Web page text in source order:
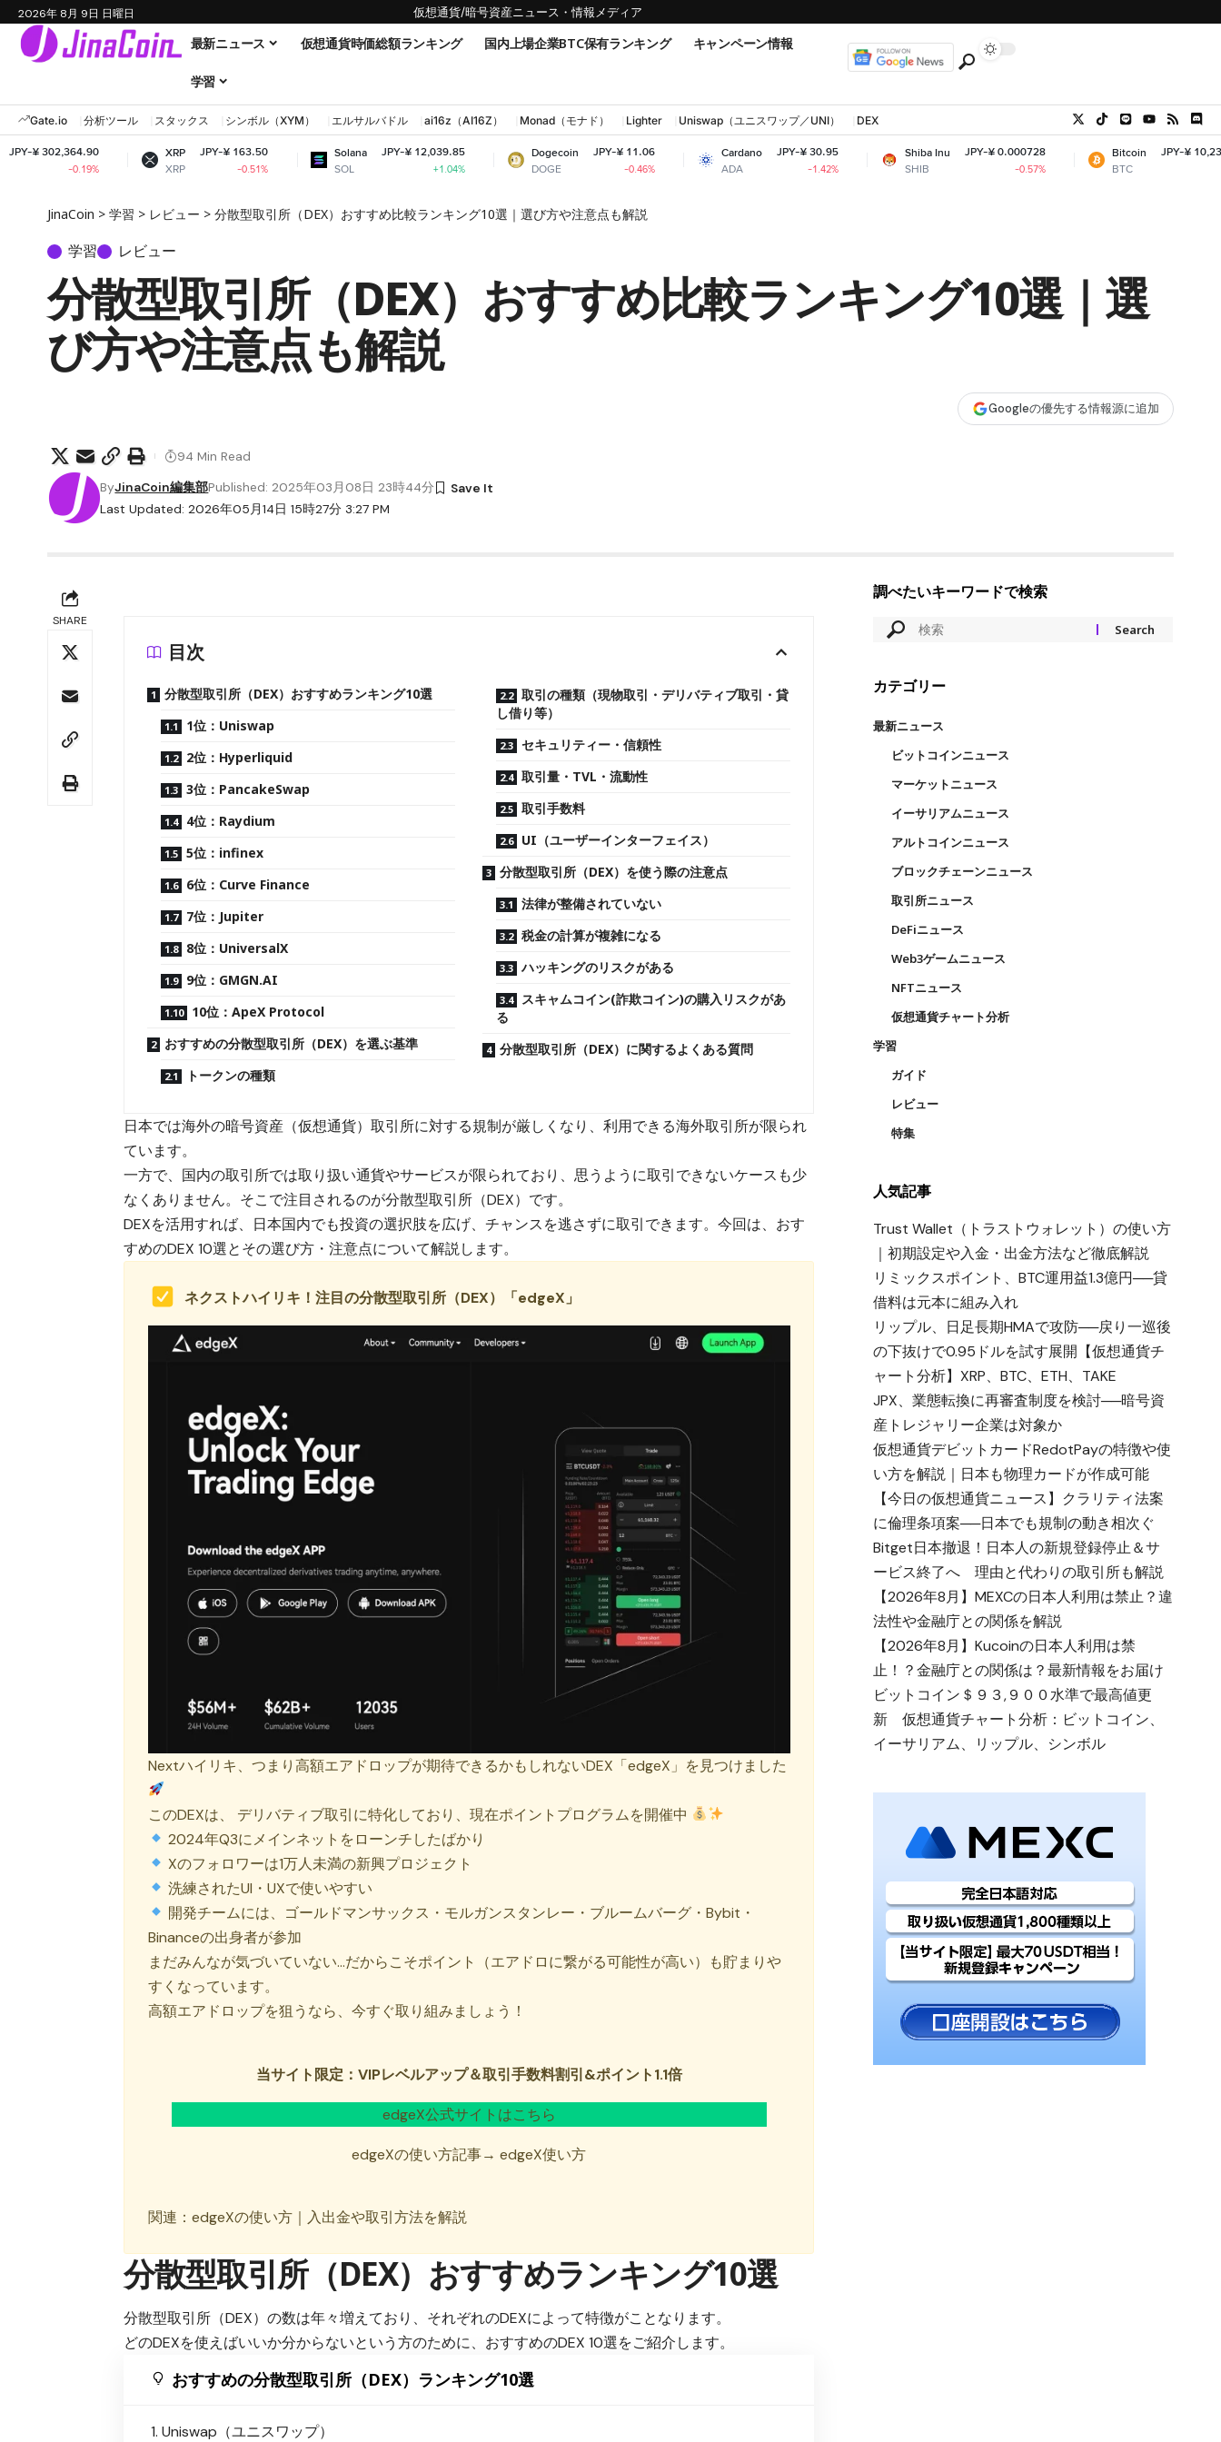
2026年 8月 9日 日曜日 仮想通貨/暗号資産ニュース・情報メディア
最新ニュース 仮想通貨時価総額ランキング 国内上場企業BTC保有ランキング キャンペーン情報
学習
Gate.io 分析ツール スタックス シンボル（XYM） エルサルバドル ai16z（AI16Z） Monad（モナド） Lighter Uniswap（ユニスワップ／UNI） DEX
JPY-¥ 163.50
-0.51%
JPY-¥ 12,039.85
Dogecoin
JPY-¥ 11.06
-0.46%
JPY-¥ 30.95
-1.42%
Shiba Inu
JPY-¥ 0.000728 JPY-¥ 10,239,281.58
JinaCoin > 学習 > レビュー > 分散型取引所（DEX）おすすめ比較ランキング10選｜選び方や注意点も解説
学習 レビュー
分散型取引所（DEX）おすすめ比較ランキング10選｜選
び方や注意点も解説
Googleの優先する情報源に追加
Last Updated: 2026年05月14日 15時27分 3:27 PM
ByJinaCoin編集部Published: 2025年03月08日 23時44分
94 Min Read
SHARE
目次
分散型取引所（DEX）おすすめランキング10選
1位：Uniswap
2位：Hyperliquid
3位：PancakeSwap
4位：Raydium
5位：infinex
6位：Curve Finance
7位：Jupiter
8位：UniversalX
9位：GMGN.AI
10位：ApeX Protocol
おすすめの分散型取引所（DEX）を選ぶ基準
トークンの種類
取引の種類（現物取引・デリバティブ取引・貸
し借り等）
セキュリティー・信頼性
取引量・TVL・流動性
取引手数料
UI（ユーザーインターフェイス）
分散型取引所（DEX）を使う際の注意点
法律が整備されていない
税金の計算が複雑になる
ハッキングのリスクがある
スキャムコイン(詐欺コイン)の購入リスクがあ
る
分散型取引所（DEX）に関するよくある質問
日本では海外の暗号資産（仮想通貨）取引所に対する規制が厳しくなり、利用できる海外取引所が限られ
ています。
一方で、国内の取引所では取り扱い通貨やサービスが限られており、思うように取引できないケースも少
なくありません。そこで注目されるのが分散型取引所（DEX）です。
DEXを活用すれば、日本国内でも投資の選択肢を広げ、チャンスを逃さずに取引できます。今回は、おす
すめのDEX 10選とその選び方・注意点について解説します。
ネクストハイリキ！注目の分散型取引所（DEX）「edgeX」
Nextハイリキ、つまり高額エアドロップが期待できるかもしれないDEX「edgeX」を見つけました
このDEXは、 デリバティブ取引に特化しており、現在ポイントプログラムを開催中
2024年Q3にメインネットをローンチしたばかり
Xのフォロワーは1万人未満の新興プロジェクト
洗練されたUI・UXで使いやすい
開発チームには、ゴールドマンサックス・モルガンスタンレー・ブルームバーグ・Bybit・
Binanceの出身者が参加
まだみんなが気づいていない…だからこそポイント（エアドロに繋がる可能性が高い）も貯まりや
すくなっています。
高額エアドロップを狙うなら、今すぐ取り組みましょう！
当サイト限定：VIPレベルアップ＆取引手数料割引&ポイント1.1倍
edgeX公式サイトはこちら
edgeXの使い方記事→edgeX使い方
関連： edgeXの使い方｜入出金や取引方法を解説
分散型取引所（DEX）おすすめランキング10選
分散型取引所（DEX）の数は年々増えており、それぞれのDEXによって特徴がことなります。
どのDEXを使えばいいか分からないという方のために、おすすめのDEX 10選をご紹介します。
おすすめの分散型取引所（DEX）ランキング10選
Uniswap（ユニスワップ）
調べたいキーワードで検索
カテゴリー
最新ニュース
ビットコインニュース
マーケットニュース
イーサリアムニュース
アルトコインニュース
ブロックチェーンニュース
取引所ニュース
DeFiニュース
Web3ゲームニュース
NFTニュース
仮想通貨チャート分析
学習
ガイド
レビュー
特集
人気記事
Trust Wallet（トラストウォレット）の使い方
｜初期設定や入金・出金方法など徹底解説
リミックスポイント、BTC運用益1.3億円──貸
借料は元本に組み入れ
リップル、日足長期HMAで攻防──戻り一巡後
の下抜けで0.95ドルを試す展開【仮想通貨チ
ャート分析】XRP、BTC、ETH、TAKE
JPX、業態転換に再審査制度を検討──暗号資
産トレジャリー企業は対象か
仮想通貨デビットカードRedotPayの特徴や使
い方を解説｜日本も物理カードが作成可能
【今日の仮想通貨ニュース】クラリティ法案
に倫理条項案──日本でも規制の動き相次ぐ
Bitget日本撤退！日本人の新規登録停止＆サ
ービス終了へ 理由と代わりの取引所も解説
【2026年8月】MEXCの日本人利用は禁止？違
法性や金融庁との関係を解説
【2026年8月】Kucoinの日本人利用は禁
止！？金融庁との関係は？最新情報をお届け
ビットコイン＄９３,９００水準で最高値更
新 仮想通貨チャート分析：ビットコイン、
イーサリアム、リップル、シンボル